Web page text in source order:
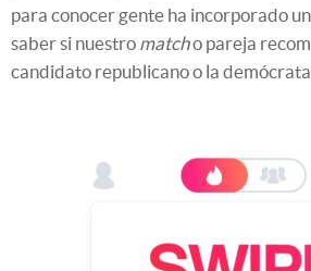
para conocer gente ha incorporado
saber si nuestro matcho pareja
candidato republicano o la